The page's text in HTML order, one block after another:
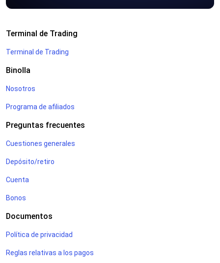
Terminal de Trading
Terminal de Trading
Binolla
Nosotros
Programa de afiliados
Preguntas frecuentes
Cuestiones generales
Depósito/retiro
Cuenta
Bonos
Documentos
Política de privacidad
Reglas relativas a los pagos